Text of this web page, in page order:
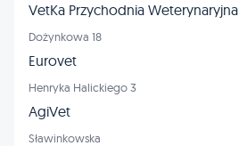
VetKa Przychodnia Weterynaryjna
Dożynkowa 18
Eurovet
Henryka Halickiego 3
AgiVet
Sławinkowska